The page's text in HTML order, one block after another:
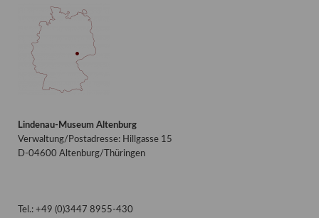
Lindenau-Museum Altenburg
Verwaltung/Postadresse: Hillgasse 15
D-04600 Altenburg/Thüringen
Tel.: +49 (0)3447 8955-430